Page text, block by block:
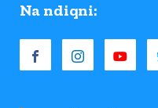
Na ndiqni: